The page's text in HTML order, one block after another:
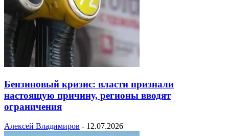
Бензиновый кризис: власти признали
настоящую причину, регионы вводят
ограничения
Алексей Владимиров - 12.07.2026